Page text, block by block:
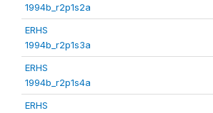
1994b_r2p1s2a
ERHS
1994b_r2p1s3a
ERHS
1994b_r2p1s4a
ERHS